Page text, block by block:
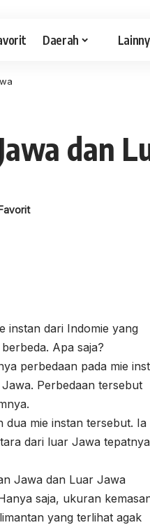
Daerah
dan
instan dari Indomie yang
Apa saja?
perbedaan pada mie
Perbedaan tersebut
dua mie instan tersebut. Ia
dari luar Jawa tepatnya
Jawa dan Luar Jawa
saja, ukuran
yang terlihat agak